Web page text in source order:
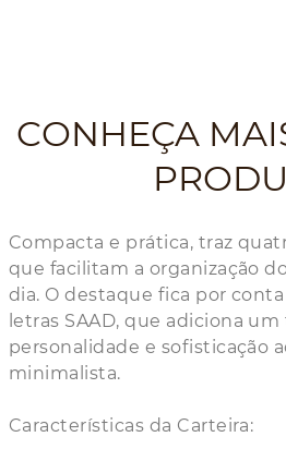
CONHEÇA
Compacta e prática, traz
que facilitam a organização
dia. O destaque fica por
letras SAAD, que adiciona
personalidade e sofisticação
minimalista.
Características da Carteira: